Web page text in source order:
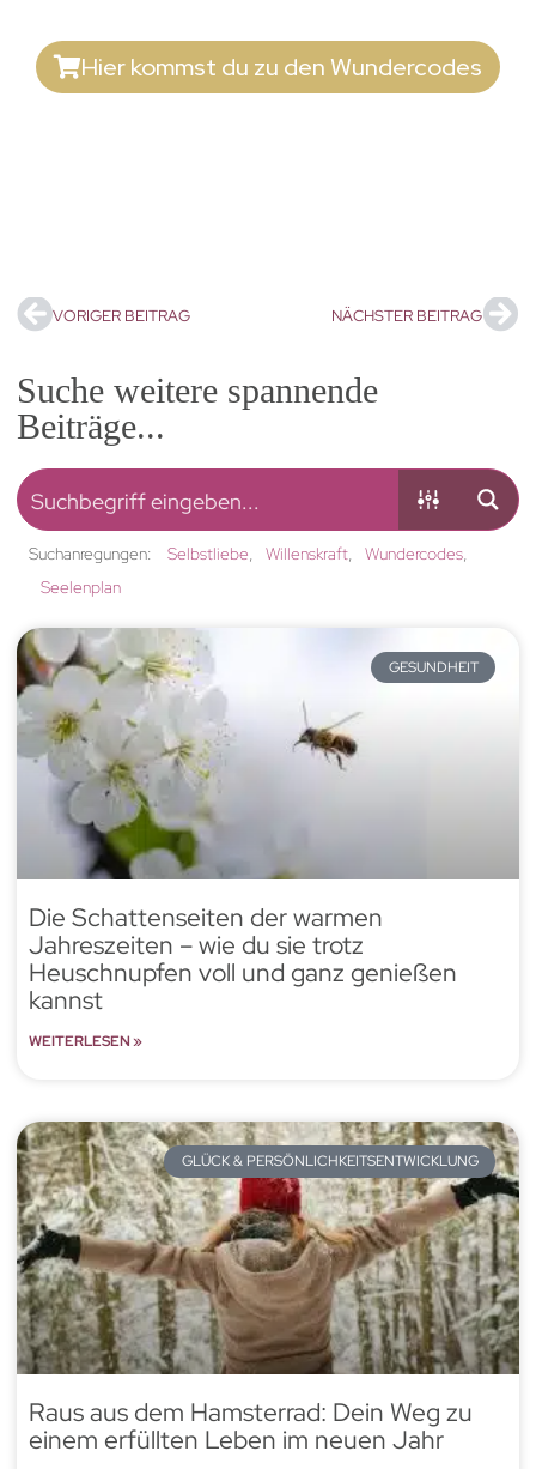
Hier kommst du zu den Wundercodes
VORIGER BEITRAG NÄCHSTER BEITRAG
Suche weitere spannende
Beiträge...
Suchanregungen: Selbstliebe Willenskraft
Wundercodes
Seelenplan
GESUNDHEIT
Die Schattenseiten der warmen
Jahreszeiten – wie du sie trotz
Heuschnupfen voll und ganz genießen
kannst
WEITERLESEN »
GLÜCK & PERSÖNLICHKEITSENTWICKLUNG
Raus aus dem Hamsterrad: Dein Weg zu
einem erfüllten Leben im neuen Jahr